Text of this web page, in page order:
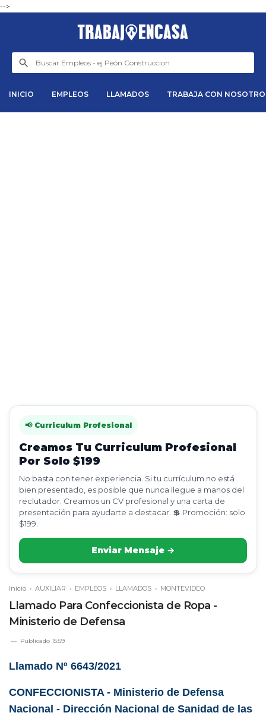
-->
INICIO EMPLEOS LLAMADOS TRABAJA CON
📢 Curriculum Profesional
Creamos Tu Curriculum Profesional
Por Solo $199
No basta con tener experiencia. Si tu currículum no está
bien presentado, es posible que nunca llegue a manos del
reclutador. Creamos un CV profesional y una carta de
presentación para ayudarte a destacar. 💲 Promoción: solo
$199.
Enviar Mensaje →
Inicio › AUXILIAR › EMPLEOS › LLAMADOS › MONTEVIDEO
Llamado Para Confeccionista de Ropa -
Ministerio de Defensa
Publicado 15:59
Llamado Nº 6643/2021
CONFECCIONISTA - Ministerio de Defensa
Nacional - Dirección Nacional de Sanidad de las